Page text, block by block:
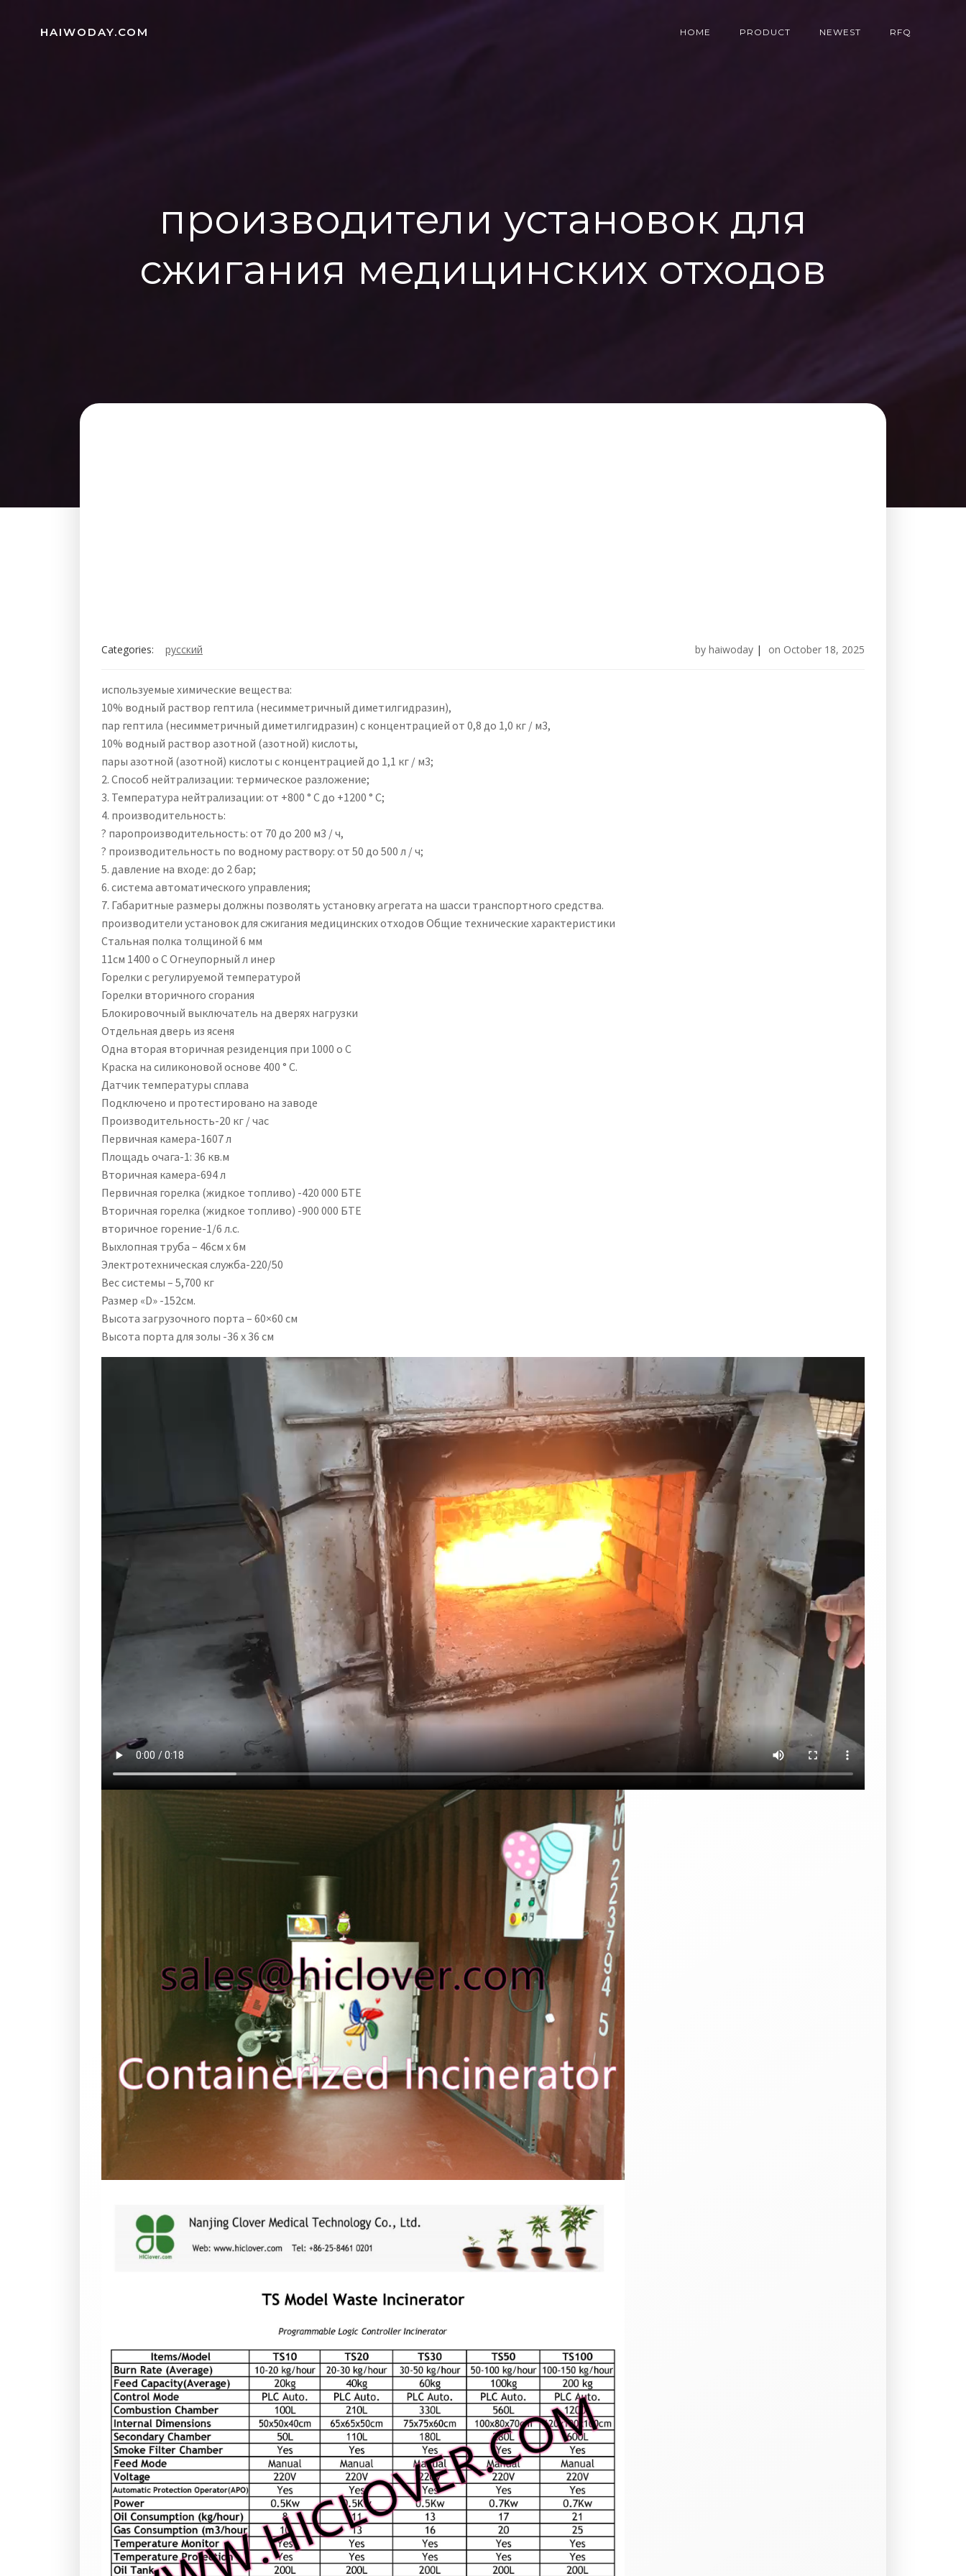
HAIWODAY.COM HOME PRODUCT NEWEST RFQ
производители установок для
сжигания медицинских отходов
Categories: русский by haiwoday | on October 18, 2025
используемые химические вещества:
10% водный раствор гептила (несимметричный диметилгидразин),
пар гептила (несимметричный диметилгидразин) с концентрацией от 0,8 до 1,0 кг / м3,
10% водный раствор азотной (азотной) кислоты,
пары азотной (азотной) кислоты с концентрацией до 1,1 кг / м3;
2. Способ нейтрализации: термическое разложение;
3. Температура нейтрализации: от +800 ° C до +1200 ° C;
4. производительность:
? паропроизводительность: от 70 до 200 м3 / ч,
? производительность по водному раствору: от 50 до 500 л / ч;
5. давление на входе: до 2 бар;
6. система автоматического управления;
7. Габаритные размеры должны позволять установку агрегата на шасси транспортного средства.
производители установок для сжигания медицинских отходов Общие технические характеристики
Стальная полка толщиной 6 мм
11см 1400 o C Огнеупорный л инер
Горелки с регулируемой температурой
Горелки вторичного сгорания
Блокировочный выключатель на дверях нагрузки
Отдельная дверь из ясеня
Одна вторая вторичная резиденция при 1000 o C
Краска на силиконовой основе 400 ° C.
Датчик температуры сплава
Подключено и протестировано на заводе
Производительность-20 кг / час
Первичная камера-1607 л
Площадь очага-1: 36 кв.м
Вторичная камера-694 л
Первичная горелка (жидкое топливо) -420 000 БТЕ
Вторичная горелка (жидкое топливо) -900 000 БТЕ
вторичное горение-1/6 л.с.
Выхлопная труба – 46см х 6м
Электротехническая служба-220/50
Вес системы – 5,700 кг
Размер «D» -152см.
Высота загрузочного порта – 60×60 см
Высота порта для золы -36 x 36 см